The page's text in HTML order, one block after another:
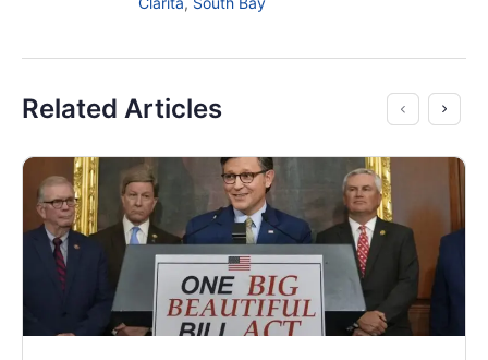
Related Articles